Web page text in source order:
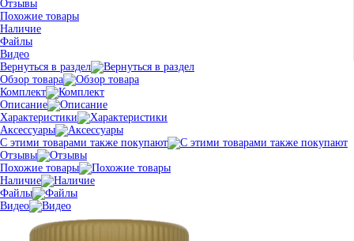
Отзывы
Похожие товары
Наличие
Файлы
Видео
Вернуться в раздел
Обзор товара
Комплект
Описание
Характеристики
Аксессуары
С этими товарами также покупают
Отзывы
Похожие товары
Наличие
Файлы
Видео